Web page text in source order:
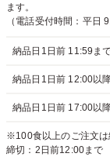
ます。
（電話受付時間：平日
納品日1日前 11:59ま
納品日1日前 12:00以
納品日1日前 17:00以
※100食以上のご注文は
締切：2日前12:00まで